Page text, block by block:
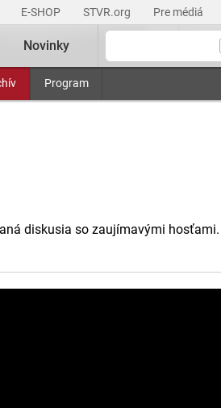
E-SHOP STVR.org Pre médiá
Program
Novinky
diskusia so zaujímavými hosťami.